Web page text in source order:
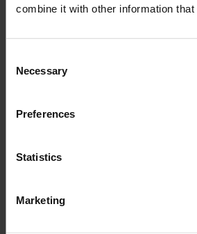
combine it with other information
Selection
Necessary
Preferences
Statistics
Marketing